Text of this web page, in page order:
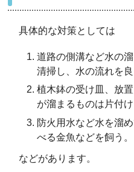
具体的な対策としては
道路の側溝など水の
清掃し、水の流れを良
植木鉢の受け皿、放
が溜まるものは片付け
防火用水など水を溜
べる金魚などを飼う。
などがあります。